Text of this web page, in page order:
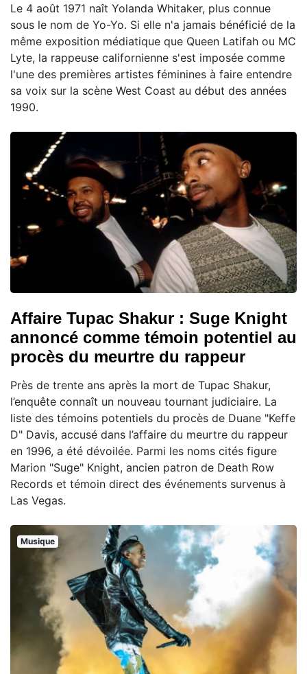
Le 4 août 1971 naît Yolanda Whitaker, plus connue
sous le nom de Yo-Yo. Si elle n'a jamais bénéficié de la
même exposition médiatique que Queen Latifah ou MC
Lyte, la rappeuse californienne s'est imposée comme
l'une des premières artistes féminines à faire entendre
sa voix sur la scène West Coast au début des années
1990.
Affaire Tupac Shakur : Suge Knight
annoncé comme témoin potentiel au
procès du meurtre du rappeur
Près de trente ans après la mort de Tupac Shakur,
l’enquête connaît un nouveau tournant judiciaire. La
liste des témoins potentiels du procès de Duane "Keffe
D" Davis, accusé dans l’affaire du meurtre du rappeur
en 1996, a été dévoilée. Parmi les noms cités figure
Marion "Suge" Knight, ancien patron de Death Row
Records et témoin direct des événements survenus à
Las Vegas.
Musique